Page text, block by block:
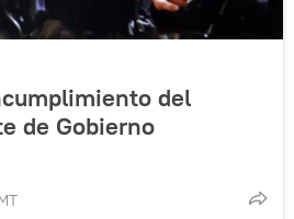
del
de Gobierno